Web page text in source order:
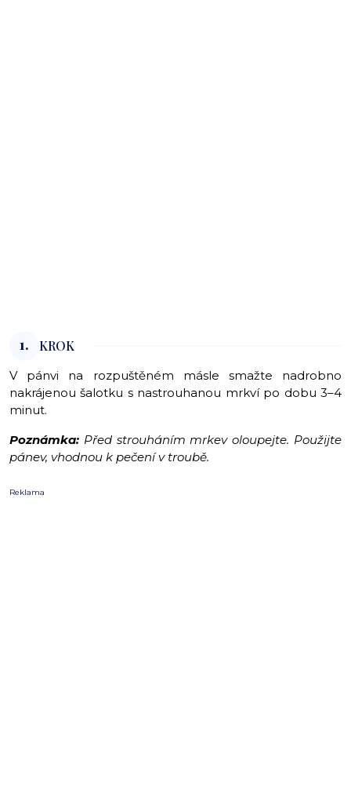
1. KROK
V pánvi na rozpuštěném másle smažte nadrobno
nakrájenou šalotku s nastrouhanou mrkví po dobu 3–4
minut.
Poznámka: Před strouháním mrkev oloupejte. Použijte
pánev, vhodnou k pečení v troubě.
Reklama